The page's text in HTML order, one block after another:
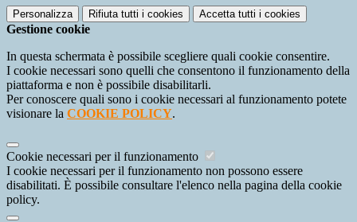
Personalizza Rifiuta tutti i cookies Accetta tutti i cookies
Gestione cookie
In questa schermata è possibile scegliere quali cookie consentire.
I cookie necessari sono quelli che consentono il funzionamento della
piattaforma e non è possibile disabilitarli.
Per conoscere quali sono i cookie necessari al funzionamento potete
visionare la COOKIE POLICY.
Cookie necessari per il funzionamento
I cookie necessari per il funzionamento non possono essere
disabilitati. È possibile consultare l'elenco nella pagina della cookie
policy.